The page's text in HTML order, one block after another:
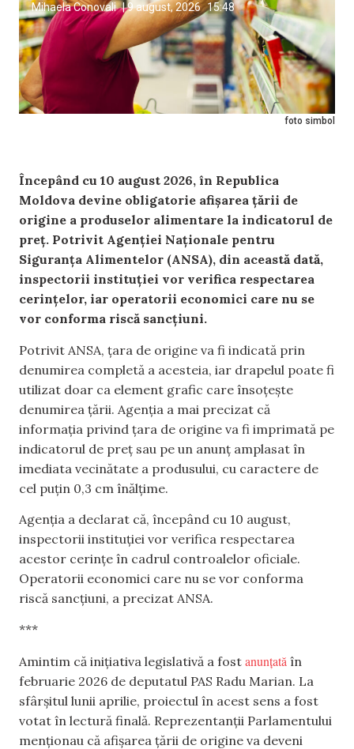
foto simbol
Mihaela Conovali |9 august, 2026 15:48
Începând cu 10 august 2026, în Republica
Moldova devine obligatorie afișarea țării de
origine a produselor alimentare la indicatorul de
preț. Potrivit Agenției Naționale pentru
Siguranța Alimentelor (ANSA), din această dată,
inspectorii instituției vor verifica respectarea
cerințelor, iar operatorii economici care nu se
vor conforma riscă sancțiuni.
Potrivit ANSA, țara de origine va fi indicată prin
denumirea completă a acesteia, iar drapelul poate fi
utilizat doar ca element grafic care însoțește
denumirea țării. Agenția a mai precizat că
informația privind țara de origine va fi imprimată pe
indicatorul de preț sau pe un anunț amplasat în
imediata vecinătate a produsului, cu caractere de
cel puțin 0,3 cm înălțime.
Agenția a declarat că, începând cu 10 august,
inspectorii instituției vor verifica respectarea
acestor cerințe în cadrul controalelor oficiale.
Operatorii economici care nu se vor conforma
riscă sancțiuni, a precizat ANSA.
***
Amintim că inițiativa legislativă a fost anunțată în
februarie 2026 de deputatul PAS Radu Marian. La
sfârșitul lunii aprilie, proiectul în acest sens a fost
votat în lectură finală. Reprezentanții Parlamentului
menționau că afișarea țării de origine va deveni